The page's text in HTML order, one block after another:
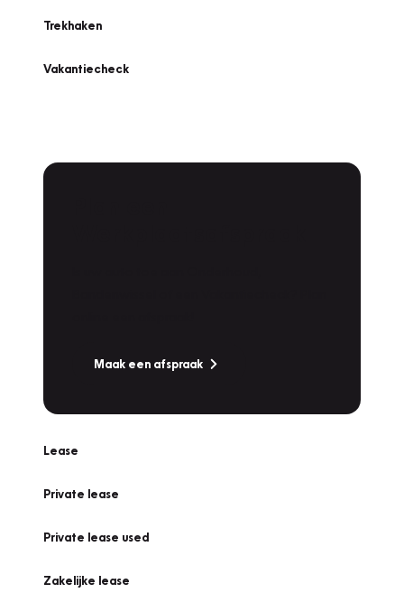
Trekhaken
Vakantiecheck
Maak een afspraak
Lease
Private lease
Private lease used
Zakelijke lease